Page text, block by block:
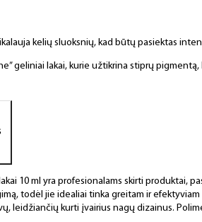
kelių sluoksnių, kad būtų pasiektas
geliniai lakai, kurie užtikrina stiprų
10 ml yra profesionalams skirti produktai,
todėl jie idealiai tinka greitam ir
leidžiančių kurti įvairius nagų dizainus.